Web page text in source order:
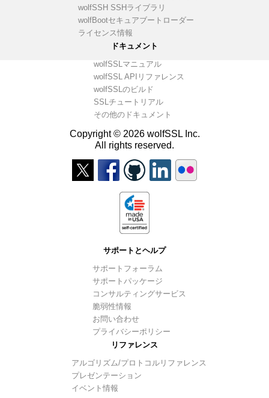
wolfSSH SSHライブラリ
wolfBootセキュアブートローダー
ライセンス情報
ドキュメント
wolfSSLマニュアル
wolfSSL APIリファレンス
wolfSSLのビルド
SSLチュートリアル
その他のドキュメント
Copyright © 2026 wolfSSL Inc.
All rights reserved.
サポートとヘルプ
サポートフォーラム
サポートパッケージ
コンサルティングサービス
脆弱性情報
お問い合わせ
プライバシーポリシー
リファレンス
アルゴリズム/プロトコルリファレンス
プレゼンテーション
イベント情報